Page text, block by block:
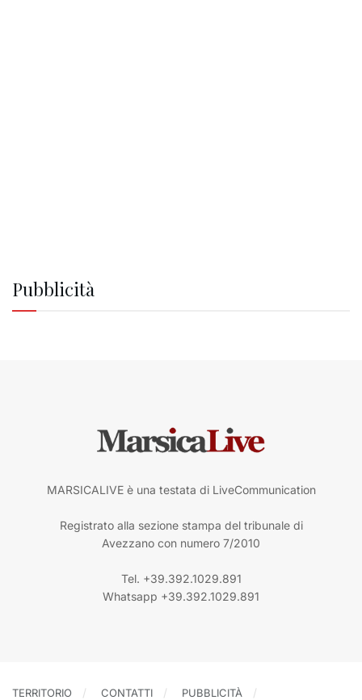
Pubblicità
MARSICALIVE è una testata di LiveCommunication
Registrato alla sezione stampa del tribunale di
Avezzano con numero 7/2010
Tel. +39.392.1029.891
Whatsapp +39.392.1029.891
TERRITORIO CONTATTI PUBBLICITÀ